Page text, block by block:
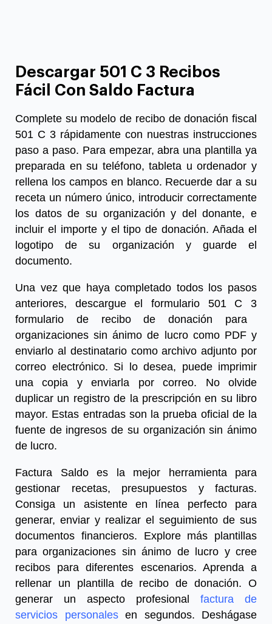
Descargar 501 C 3 Recibos
Fácil Con Saldo Factura
Complete su modelo de recibo de donación fiscal
501 C 3 rápidamente con nuestras instrucciones
paso a paso. Para empezar, abra una plantilla ya
preparada en su teléfono, tableta u ordenador y
rellena los campos en blanco. Recuerde dar a su
receta un número único, introducir correctamente
los datos de su organización y del donante, e
incluir el importe y el tipo de donación. Añada el
logotipo de su organización y guarde el
documento.
Una vez que haya completado todos los pasos
anteriores, descargue el formulario 501 C 3
formulario de recibo de donación para
organizaciones sin ánimo de lucrocomo PDF y
enviarlo al destinatario como archivo adjunto por
correo electrónico. Si lo desea, puede imprimir
una copia y enviarla por correo. No olvide
duplicar un registro de la prescripción en su libro
mayor. Estas entradas son la prueba oficial de la
fuente de ingresos de su organización sin ánimo
de lucro.
Factura Saldo es la mejor herramienta para
gestionar recetas, presupuestos y facturas.
Consiga un asistente en línea perfecto para
generar, enviar y realizar el seguimiento de sus
documentos financieros. Explore más plantillas
para organizaciones sin ánimo de lucro y cree
recibos para diferentes escenarios. Aprenda a
rellenar un plantilla de recibo de donación. O
generar un aspecto profesional factura de
servicios personalesen segundos. Deshágase